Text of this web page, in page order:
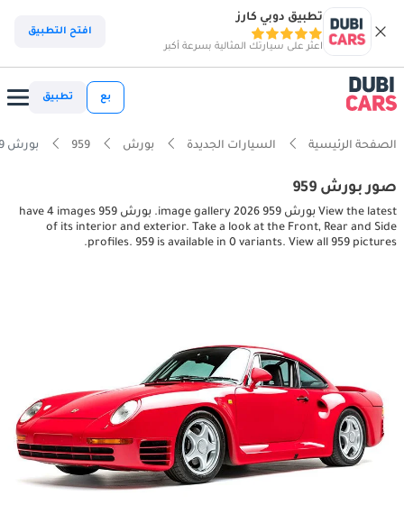
تطبيق دوبي كارز
اعثر على سيارتك المثالية بسرعة أكبر
افتح التطبيق
بع تطبيق
الصفحة الرئيسية السيارات الجديدة بورش 959 بورش 959 interior, exterior pictures
صور بورش 959
View the latest بورش 959 2026 image gallery. بورش 959 have 4 images
of its interior and exterior. Take a look at the Front, Rear and Side
profiles. 959 is available in 0 variants. View all 959 pictures.